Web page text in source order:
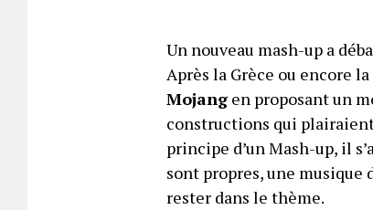
Un nouveau mash-up a
Après la Grèce ou encore la
Mojang en proposant un
constructions qui plairaient
principe d’un Mash-up, il
sont propres, une musique
rester dans le thème.